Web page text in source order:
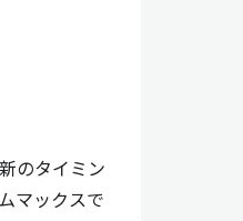
のタイミン
マックスで